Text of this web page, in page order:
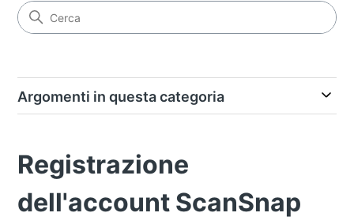
Argomenti in questa categoria
Registrazione
dell'account ScanSnap